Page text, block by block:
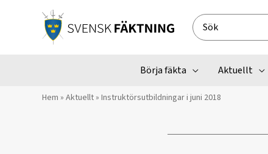
Search
for:
Börja fäkta Aktuellt
Hem » Aktuellt» Instruktörsutbildningar i juni 2018